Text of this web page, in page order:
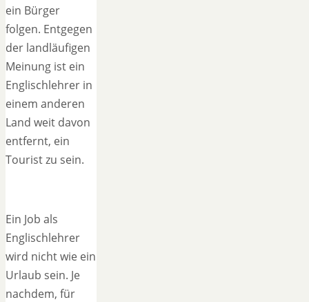
ein Bürger
folgen. Entgegen
der landläufigen
Meinung ist ein
Englischlehrer in
einem anderen
Land weit davon
entfernt, ein
Tourist zu sein.
Ein Job als
Englischlehrer
wird nicht wie ein
Urlaub sein. Je
nachdem, für